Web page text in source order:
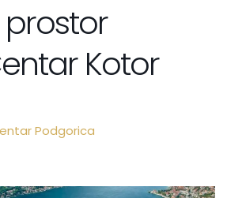
prostor
Kotor
Podgorica